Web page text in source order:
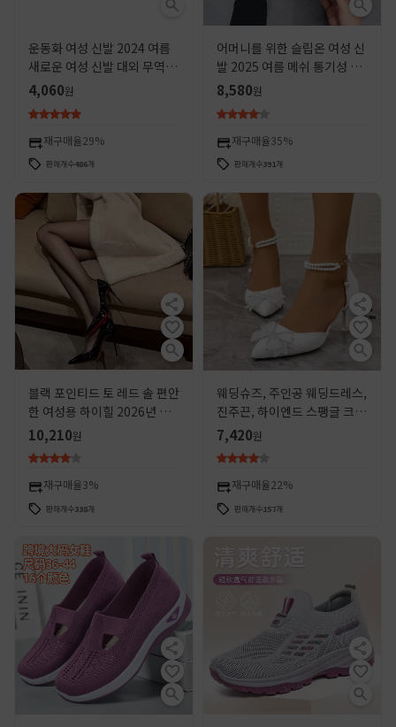
운동화 여성 신발 2024 여름
새로운 여성 신발 대외 무역 레
저 달리기 여름 통기성 메쉬 신
발 도매 소프트 솔
4,060원
재구매율29%
판매개수486개
어머니를 위한 슬립온 여성 신
발 2025 여름 메쉬 통기성 새
로운 여행 캐주얼 운동화 가볍
고 부드러운 밑창 걷기
8,580원
재구매율35%
판매개수391개
블랙 포인티드 토 레드 솔 편안
한 여성용 하이힐 2026년 초
봄 신상 섹시하고 다재다능한
스틸레토 사이드컷 슈즈
10,210원
재구매율3%
판매개수338개
웨딩슈즈, 주인공 웨딩드레스,
진주끈, 하이엔드 스팽글 크리
스탈 슈즈, 하이힐으로 발이
피곤하지 않은 평상복 웨딩슈
즈
7,420원
재구매율22%
판매개수157개